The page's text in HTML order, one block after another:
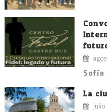
Sofía
La
julio